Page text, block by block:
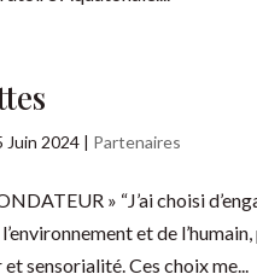
Juin 2024 | Partenaires
» “J’ai choisi
et de
sensorialité. Ces choix me...